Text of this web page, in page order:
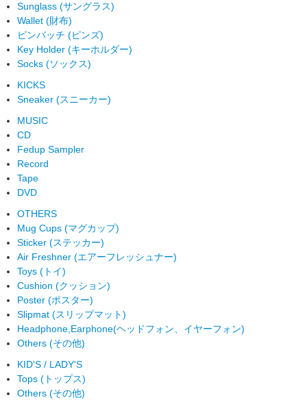
Sunglass (サングラス)
Wallet (財布)
ピンバッチ (ピンズ)
Key Holder (キーホルダー)
Socks (ソックス)
KICKS
Sneaker (スニーカー)
MUSIC
CD
Fedup Sampler
Record
Tape
DVD
OTHERS
Mug Cups (マグカップ)
Sticker (ステッカー)
Air Freshner (エアーフレッシュナー)
Toys (トイ)
Cushion (クッション)
Poster (ポスター)
Slipmat (スリップマット)
Headphone,Earphone(ヘッドフォン、イヤーフォン)
Others (その他)
KID'S / LADY'S
Tops (トップス)
Others (その他)